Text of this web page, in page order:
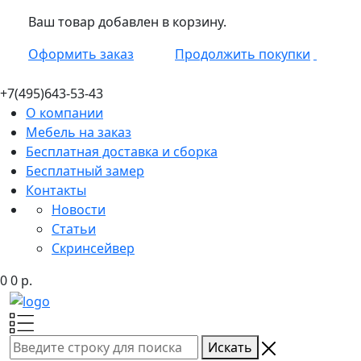
Ваш товар добавлен в корзину.
Оформить заказ
Продолжить покупки
+7(495)643-53-43
О компании
Мебель на заказ
Бесплатная доставка и сборка
Бесплатный замер
Контакты
Новости
Статьи
Скринсейвер
00 р.
Искать